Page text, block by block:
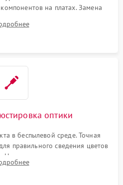
на платах. Замена
установка нового цветового
сгоревших поляризационных
оптики
в беспылевой среде. Точная
правильного сведения цветов
Надежное подключение всех
и закрытие корпуса